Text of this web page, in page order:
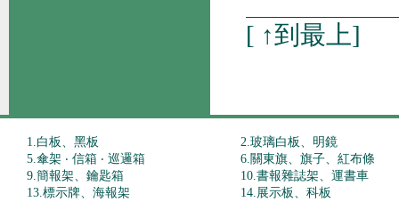
[ ↑到最上]
1.白板、黑板
2.玻璃白板、明鏡
5.傘架 ‧ 信箱 ‧ 巡邏箱
6.關東旗、旗子、紅布條
9.簡報架、鑰匙箱
10.書報雜誌架、運書車
13.標示牌、海報架
14.展示板、科板